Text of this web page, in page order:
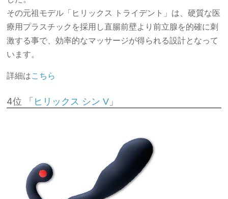
その元祖モデル「ヒリックス トライデント」は、硬質な医
療用プラスチックを採用し直腸前壁より前立腺を的確に刺
激する事で、効率的なマッサージが得られる設計となって
います。
詳細はこちら
4位 「 ヒリックス シン V 」